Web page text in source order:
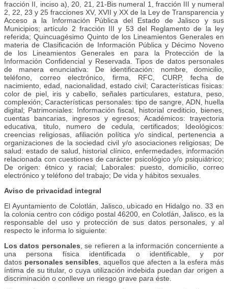
fracción II, inciso a), 20, 21, 21-Bis numeral 1, fracción III y numeral
2, 22, 23 y 25 fracciones XV, XVII y XX de la Ley de Transparencia y
Acceso a la Información Pública del Estado de Jalisco y sus
Municipios; artículo 2 fracción III y 53 del Reglamento de la ley
referida; Quincuagésimo Quinto de los Lineamientos Generales en
materia de Clasificación de Información Pública y Décimo Noveno
de los Lineamientos Generales en para la Protección de la
Información Confidencial y Reservada. Tipos de datos personales
de manera enunciativa: De identificación: nombre, domicilio,
teléfono, correo electrónico, firma, RFC, CURP, fecha de
nacimiento, edad, nacionalidad, estado civil; Características físicas:
color de piel, iris y cabello, señales particulares, estatura, peso,
complexión; Características personales: tipo de sangre, ADN, huella
digital; Patrimoniales: Información fiscal, historial crediticio, bienes,
cuentas bancarias, ingresos y egresos; Académicos: trayectoria
educativa, titulo, numero de cedula, certificados; Ideológicos:
creencias religiosas, afiliación política y/o sindical, pertenencia a
organizaciones de la sociedad civil y/o asociaciones religiosas; De
salud: estado de salud, historial clínico, enfermedades, información
relacionada con cuestiones de carácter psicológico y/o psiquiátrico;
De origen: étnico y racial; Laborales: puesto, domicilio, correo
electrónico y teléfono del trabajo; De vida y hábitos sexuales.
Aviso de privacidad integral
El Ayuntamiento de Colotlán, Jalisco, ubicado en Hidalgo no. 33 en
la colonia centro con código postal 46200, en Colotlán, Jalisco, es la
responsable del uso y protección de sus datos personales, y al
respecto le informa lo siguiente:
Los datos personales , se refieren a la información concerniente a
una persona física identificada o identificable, y por
datos personales sensibles , aquellos que afecten a la esfera más
íntima de su titular, o cuya utilización indebida puedan dar origen a
discriminación o conlleve un riesgo grave para éste.